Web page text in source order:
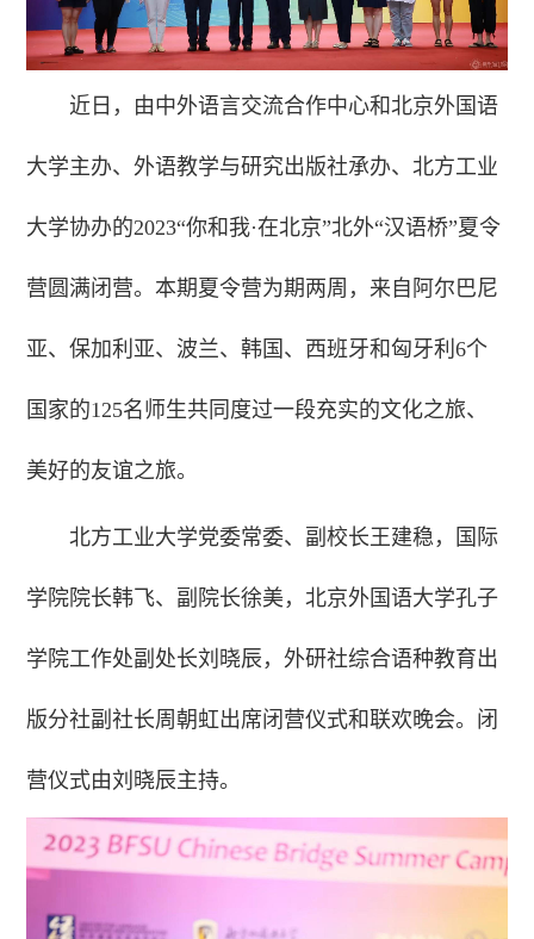
近日，由中外语言交流合作中心和北京外国语
大学主办、外语教学与研究出版社承办、北方工业
大学协办的2023“你和我·在北京”北外“汉语桥”夏令
营圆满闭营。本期夏令营为期两周，来自阿尔巴尼
亚、保加利亚、波兰、韩国、西班牙和匈牙利6个
国家的125名师生共同度过一段充实的文化之旅、
美好的友谊之旅。
北方工业大学党委常委、副校长王建稳，国际
学院院长韩飞、副院长徐美，北京外国语大学孔子
学院工作处副处长刘晓辰，外研社综合语种教育出
版分社副社长周朝虹出席闭营仪式和联欢晚会。闭
营仪式由刘晓辰主持。